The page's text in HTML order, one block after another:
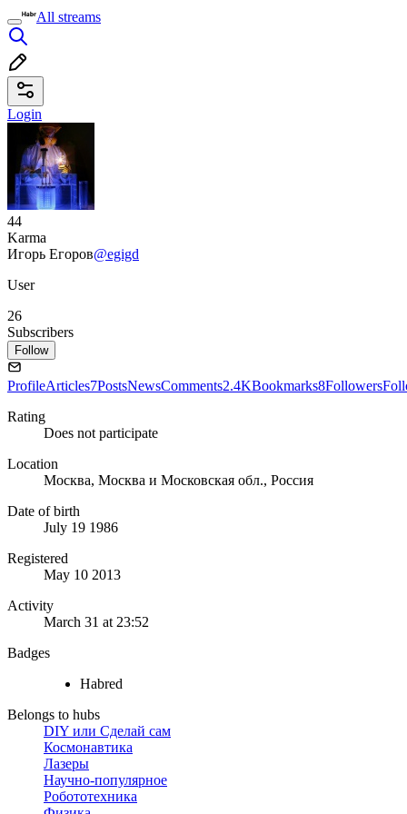
All streams
Login
44
Karma
Игорь Егоров@egigd
User
26
Subscribers
Follow
ProfileArticles7PostsNewsComments2.4KBookmarks8Followers
Rating
Does not participate
Location
Москва, Москва и Московская обл., Россия
Date of birth
July 19 1986
Registered
May 10 2013
Activity
March 31 at 23:52
Badges
Habred
Belongs to hubs
DIY или Сделай сам
Космонавтика
Лазеры
Научно-популярное
Робототехника